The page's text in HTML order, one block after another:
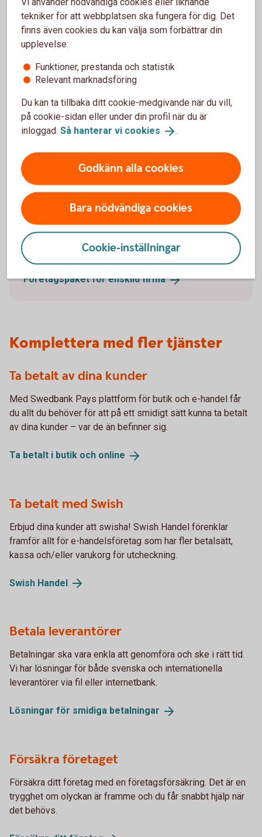
Woman picking apples. Solar panels in the background
Företagspaket
Vårt paket innehåller de mest grundläggande
banktjänsterna för dig som entreprenör.
Företagspaket för enskildfirma
Komplettera med fler tjänster
Ta betalt av dina kunder
Med Swedbank Pays plattform för butik och e-handel får
du allt du behöver för att på ett smidigt sätt kunna ta betalt
av dina kunder – var de än befinner sig.
Ta betalt i butik och online
Ta betalt med Swish
Erbjud dina kunder att swisha! Swish Handel förenklar
framför allt för e-handelsföretag som har fler betalsätt,
kassa och/eller varukorg för utcheckning.
Swish Handel
Betala leverantörer
Betalningar ska vara enkla att genomföra och ske i rätt tid.
Vi har lösningar för både svenska och internationella
leverantörer via fil eller internetbank.
Lösningar för smidiga betalningar
Försäkra företaget
Försäkra ditt företag med en företagsförsäkring. Det är en
trygghet om olyckan är framme och du får snabbt hjälp när
det behövs.
tekniker för att webbplatsen ska fungera för dig. Det
finns även cookies du kan välja som förbättrar din
upplevelse:
Funktioner, prestanda och statistik
Relevant marknadsföring
Du kan ta tillbaka ditt cookie-medgivande när du vill,
på cookie-sidan eller under din profil när du är
inloggad. Så hanterar vi cookies .
Godkänn alla cookies
Bara nödvändiga cookies
Cookie-inställningar